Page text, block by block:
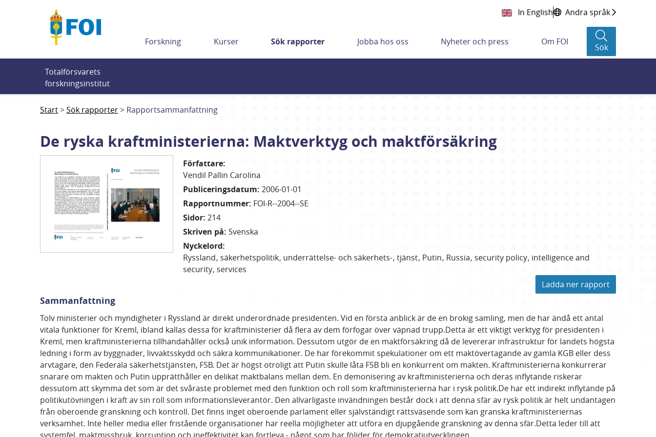
In English Andra språk
Forskning Kurser Sök rapporter Jobba hos oss Nyheter och press Om FOI
Sök
Totalförsvarets
forskningsinstitut
Start Sök rapporter Rapportsammanfattning
De ryska kraftministerierna: Maktverktyg och maktförsäkring
Författare:
Vendil Pallin Carolina
Publiceringsdatum: 2006-01-01
Rapportnummer: FOI-R--2004--SE
Sidor: 214
Skriven på: Svenska
Nyckelord:
Ryssland säkerhetspolitik underrättelse- och säkerhets- tjänst Putin Russia security policy intelligence and
security services
Ladda ner rapport
Sammanfattning
Tolv ministerier och myndigheter i Ryssland är direkt underordnade presidenten. Vid en första anblick är de en brokig samling, men de har ändå ett antal
vitala funktioner för Kreml, ibland kallas dessa för kraftministerier då flera av dem förfogar över väpnad trupp.Detta är ett viktigt verktyg för presidenten i
Kreml, men kraftministerierna tillhandahåller också unik information. Dessutom utgör de en maktförsäkring då de levererar infrastruktur för landets högsta
ledning i form av byggnader, livvaktsskydd och säkra kommunikationer. De har förekommit spekulationer om ett maktövertagande av gamla KGB eller dess
arvtagare, den Federala säkerhetstjänsten, FSB. Det är högst otroligt att Putin skulle låta FSB bli en konkurrent om makten. Kraftministerierna konkurrerar
snarare om makten och Putin upprätthåller en delikat maktbalans mellan dem. En demonisering av kraftministerierna och deras inflytande riskerar
dessutom att skymma det som är det svåraste problemet med den funktion och roll som kraftministerierna har i rysk politik.De har ett indirekt inflytande på
politikutövningen i kraft av sin roll som informationsleverantör. Den allvarligaste invändningen består dock i att denna sfär av rysk politik är helt undantagen
från oberoende granskning och kontroll. Det finns inget oberoende parlament eller självständigt rättsväsende som kan granska kraftministeriernas
verksamhet. Inte heller media eller fristående organisationer har reella möjligheter att utföra en djupgående granskning av denna sfär.Detta leder till att